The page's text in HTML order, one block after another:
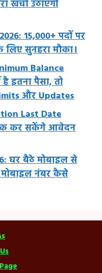
खर्चा उठाएगी
15,000+ पदों पर
लिए सुनहरा मौका।
Balance
इतना पैसा, तो
और Updates
Last Date
कर सकेंगे आवेदन
घर बैठे मोबाइल से
मोबाइल नंबर कैसे